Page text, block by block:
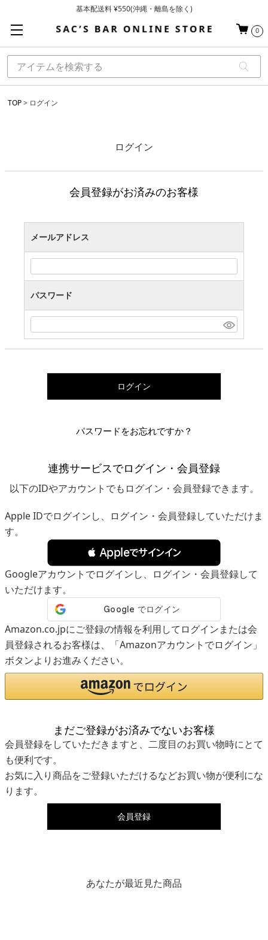
基本配送料 ¥550(沖縄・離島を除く)
お買い上げ合計¥3,980以上で送料無料
0
TOP ログイン
ログイン
会員登録がお済みのお客様
メールアドレス
パスワード
ログイン
パスワードをお忘れですか？
連携サービスでログイン・会員登録
以下のIDやアカウントでもログイン・会員登録できます。
Apple IDでログインし、ログイン・会員登録していただけま
す。
 Appleでサインイン
Googleアカウントでログインし、ログイン・会員登録して
いただけます。
Amazon.co.jpにご登録の情報を利用してログインまたは会
員登録されるお客様は、「Amazonアカウントでログイン」
ボタンよりお進みください。
まだご登録がお済みでないお客様
会員登録をしていただきますと、二度目のお買い物時にとて
も便利です。
お気に入り商品をご登録いただけるなどお買い物が便利にな
ります。
会員登録
あなたが最近見た商品